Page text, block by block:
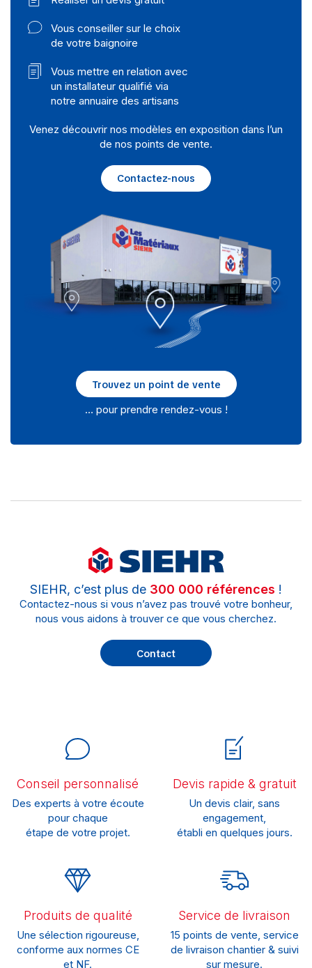
Vous conseiller sur le choix
de votre baignoire
Vous mettre en relation avec
un installateur qualifié via
notre annuaire des artisans
Venez découvrir nos modèles en exposition dans l’un
de nos points de vente.
Contactez-nous
Trouvez un point de vente
… pour prendre rendez-vous !
SIEHR, c’est plus de 300 000 références !
Contactez-nous si vous n’avez pas trouvé votre bonheur,
nous vous aidons à trouver ce que vous cherchez.
Contact
Conseil personnalisé
Des experts à votre écoute
pour chaque
étape de votre projet.
Devis rapide & gratuit
Un devis clair, sans
engagement,
établi en quelques jours.
Produits de qualité
Une sélection rigoureuse,
conforme aux normes CE
et NF.
Service de livraison
15 points de vente, service
de livraison chantier & suivi
sur mesure.